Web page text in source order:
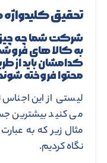
تحقیق کلیدواژه
شرکت شما چه
به کالا های
کدامشان باید از
محتوا فروخته
لیستی از این
می کنید بیشترین
مثال زیر که به
نگاه کردیم.